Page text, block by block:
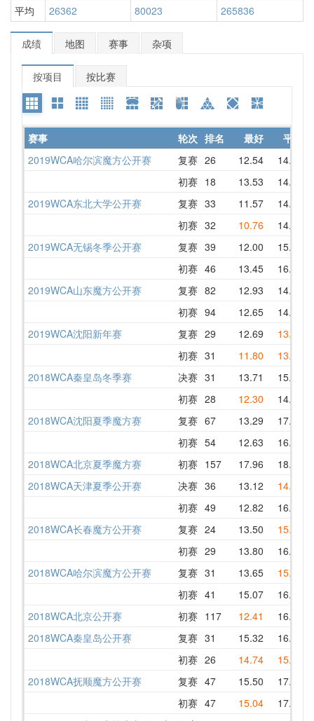
平均
26362 80023 265836
成绩 地图 赛事 杂项
按项目 按比赛
赛事 轮次 排名 最好 平均
2019WCA哈尔滨魔方公开赛
复赛 26 12.54 14.83
初赛 18 13.53 14.60
2019WCA东北大学公开赛 复赛 33 11.57 14.24
初赛 32 10.76 14.64
2019WCA无锡冬季公开赛 复赛 39 12.00 15.03
初赛 46 13.45 16.19
2019WCA山东魔方公开赛 复赛 82 12.93 14.62
初赛 94 12.65 14.91
2019WCA沈阳新年赛 复赛 29 12.69 13.81
初赛 31 11.80 13.95
2018WCA秦皇岛冬季赛 决赛 31 13.71 15.15
初赛 28 12.30 14.92
2018WCA沈阳夏季魔方赛 复赛 67 13.29 17.59
初赛 54 12.63 16.12
2018WCA北京夏季魔方赛 初赛 157 17.96 18.65
2018WCA天津夏季公开赛 决赛 36 13.12 14.89
初赛 49 12.82 16.00
2018WCA长春魔方公开赛 复赛 24 13.50 15.09
初赛 29 13.80 16.50
2018WCA哈尔滨魔方公开赛 复赛 31 13.65 15.49
初赛 41 15.07 16.57
2018WCA北京公开赛 初赛 117 12.41 16.66
2018WCA秦皇岛公开赛 复赛 31 15.32 16.77
初赛 26 14.74 15.51
2018WCA抚顺魔方公开赛 复赛 47 15.50 17.09
初赛 47 15.04 17.25